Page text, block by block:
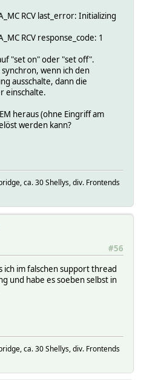
RCV last_error: Initializing
RCV response_code: 1
"set on" oder "set off".
wenn ich den
ausschalte, dann die
einschalte.
heraus (ohne Eingriff am
werden kann?
ca. 30 Shellys, div. Frontends
#56
im falschen support thread
und habe es soeben selbst in
ca. 30 Shellys, div. Frontends